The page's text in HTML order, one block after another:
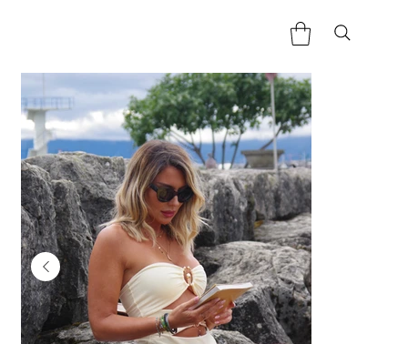
Maillots de bain une pièce – Maia off white